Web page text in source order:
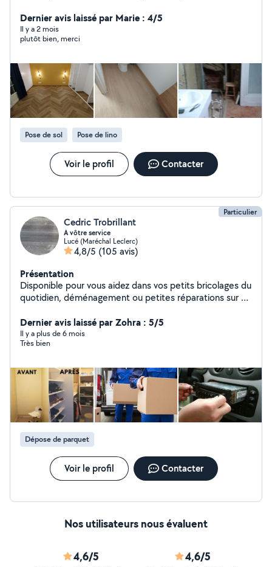
diverses demandes concernant la menuiserie -je
débouche les canalisations des toilettes ,évier et
baignoire . -peinture ,pose faïence ,sol ,placo,isolation ,
ASPIRATEUR INJECTEUR EXTRACTEUR
Dernier avis laissé par Marie : 4/5
Il y a 2 mois
plutôt bien, merci
Pose de sol Pose de lino
Voir le profil Contacter
Particulier
Cedric Trobrillant
A vôtre service
Lucé (Maréchal Leclerc)
4,8/5 (105 avis)
Présentation
Disponible pour vous aidez dans vos petits bricolages du
quotidien, déménagement ou petites réparations sur un
pointilleuse.
Dernier avis laissé par Zohra : 5/5
Il y a plus de 6 mois
Très bien
Dépose de parquet
Voir le profil Contacter
Nos utilisateurs nous évaluent
4,6/5 4,6/5